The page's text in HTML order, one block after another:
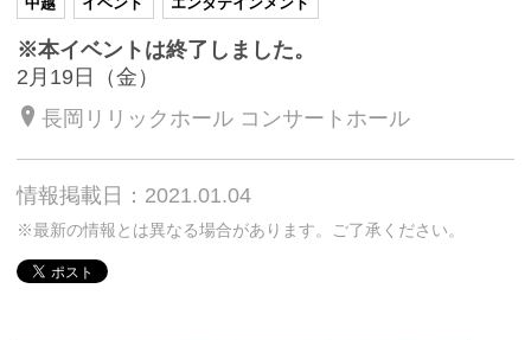
※本イベントは終了しました。
2月19日（金）
長岡リリックホール コンサートホール
情報掲載日：2021.01.04
※最新の情報とは異なる場合があります。ご了承ください。